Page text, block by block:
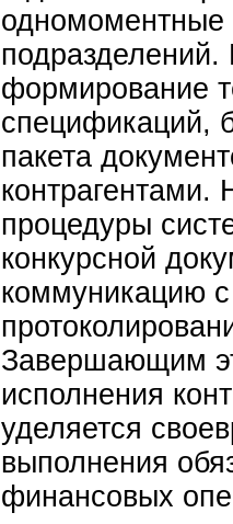
одномоментные
подразделений.
формирование
спецификаций,
пакета
контрагентами.
процедуры
конкурсной
коммуникацию
Завершающим
исполнения
уделяется
выполнения
финансовых